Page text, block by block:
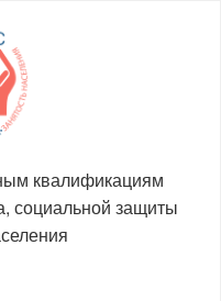
квалификациям
социальной защиты